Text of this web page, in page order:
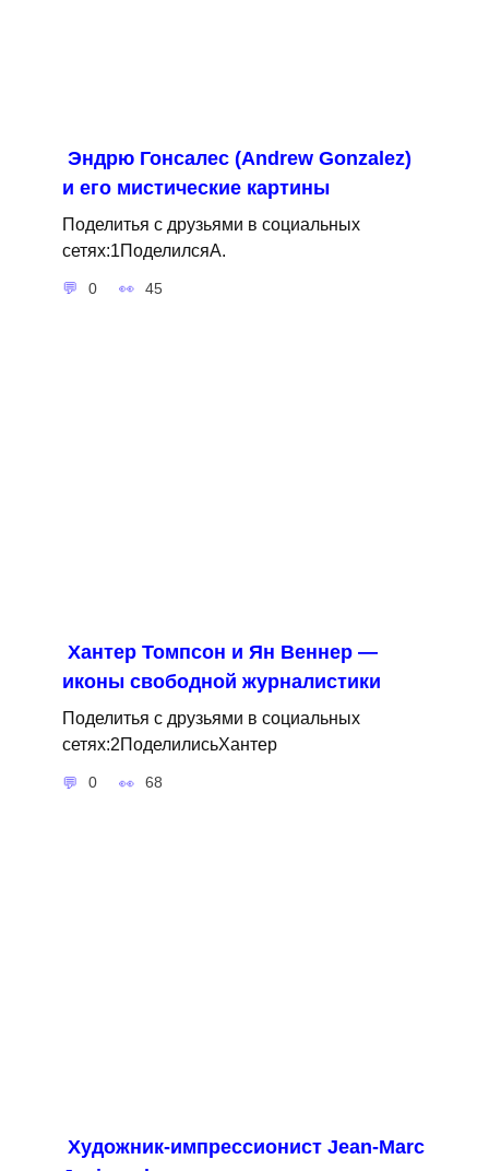
Эндрю Гонсалес (Andrew Gonzalez)
и его мистические картины
Поделитья с друзьями в социальных
сетях:1ПоделилсяA.
0 45
Хантер Томпсон и Ян Веннер —
иконы свободной журналистики
Поделитья с друзьями в социальных
сетях:2ПоделилисьХантер
0 68
Художник-импрессионист Jean-Marc